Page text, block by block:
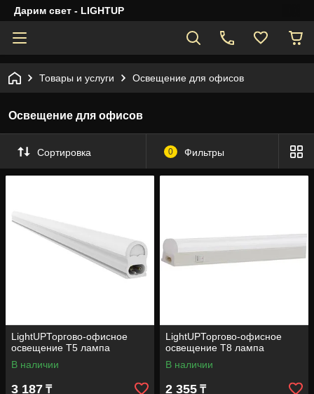
Дарим свет - LIGHTUP
Товары и услуги Освещение для офисов
Освещение для офисов
Сортировка 0 Фильтры
LightUPТоргово-офисное
освещение T5 лампа
В наличии
3 187 ₸
LightUPТоргово-офисное
освещение T8 лампа
В наличии
2 355 ₸